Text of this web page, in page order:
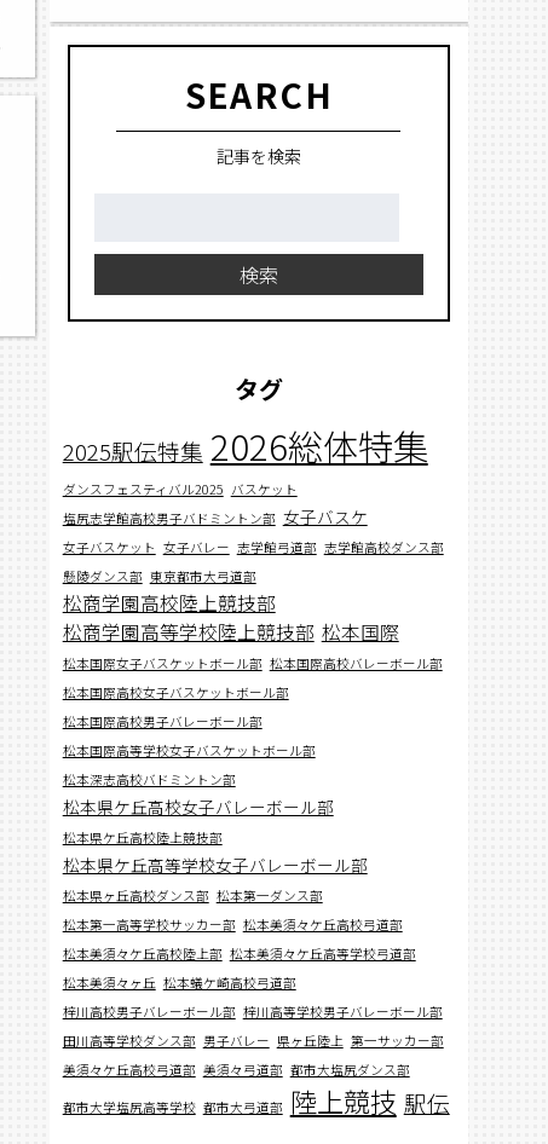
SEARCH
記事を検索
検索
タグ
2025駅伝特集 2026総体特集
ダンスフェスティバル2025 バスケット
塩尻志学館高校男子バドミントン部 女子バスケ
女子バスケット 女子バレー 志学館弓道部 志学館高校ダンス部
懸陵ダンス部 東京都市大弓道部
松商学園高校陸上競技部
松商学園高等学校陸上競技部 松本国際
松本国際女子バスケットボール部 松本国際高校バレーボール部
松本国際高校女子バスケットボール部
松本国際高校男子バレーボール部
松本国際高等学校女子バスケットボール部
松本深志高校バドミントン部
松本県ケ丘高校女子バレーボール部
松本県ケ丘高校陸上競技部
松本県ケ丘高等学校女子バレーボール部
松本県ヶ丘高校ダンス部 松本第一ダンス部
松本第一高等学校サッカー部 松本美須々ケ丘高校弓道部
松本美須々ケ丘高校陸上部 松本美須々ケ丘高等学校弓道部
松本美須々ヶ丘 松本蟻ケ崎高校弓道部
梓川高校男子バレーボール部 梓川高等学校男子バレーボール部
田川高等学校ダンス部 男子バレー 県ヶ丘陸上 第一サッカー部
美須々ケ丘高校弓道部 美須々弓道部 都市大塩尻ダンス部
都市大学塩尻高等学校 都市大弓道部 陸上競技 駅伝